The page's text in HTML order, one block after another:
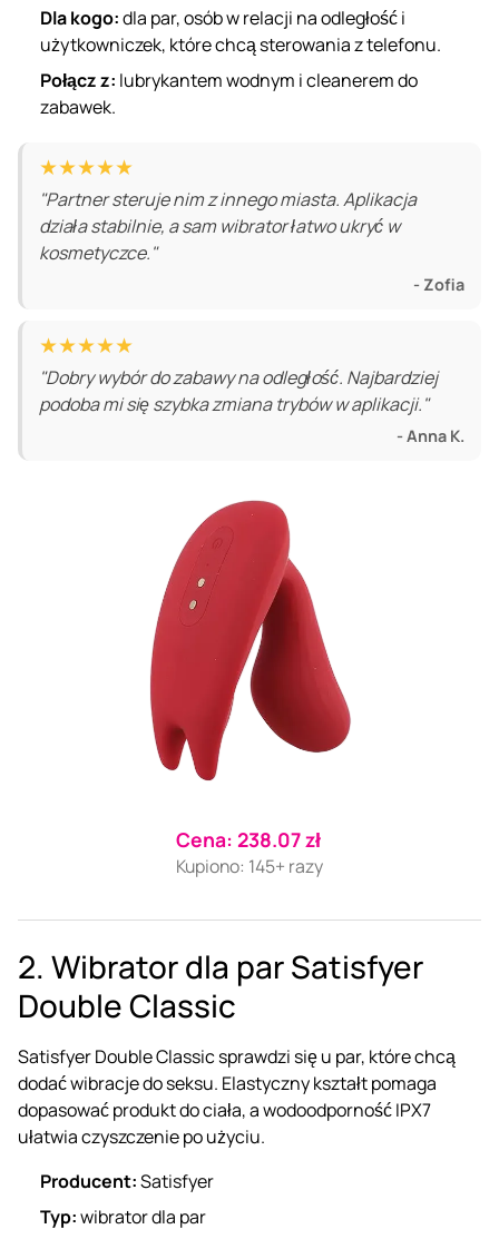
Dla kogo:dla par, osób w relacji na odległość i
użytkowniczek, które chcą sterowania z telefonu.
Połącz z: lubrykantem wodnym icleanerem do
zabawek.
★★★★★
"Partner steruje nim z innego miasta. Aplikacja
działa stabilnie, a sam wibrator łatwo ukryć w
kosmetyczce."
- Zofia
★★★★★
"Dobry wybór do zabawy na odległość. Najbardziej
podoba mi się szybka zmiana trybów w aplikacji."
- Anna K.
Cena: 238.07 zł
Kupiono: 145+ razy
2. Wibrator dla par Satisfyer
Double Classic
Satisfyer Double Classic sprawdzi się u par, które chcą
dodać wibracje do seksu. Elastyczny kształt pomaga
dopasować produkt do ciała, a wodoodporność IPX7
ułatwia czyszczenie po użyciu.
Producent:Satisfyer
Typ:wibrator dla par